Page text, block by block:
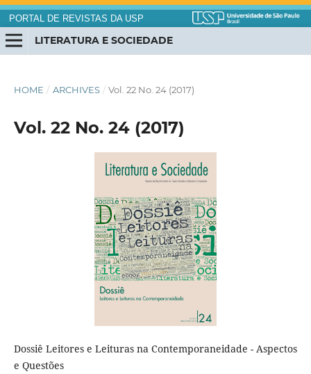
PORTAL DE REVISTAS DA USP
LITERATURA E SOCIEDADE
HOME / ARCHIVES / Vol. 22 No. 24 (2017)
Vol. 22 No. 24 (2017)
Dossiê Leitores e Leituras na Contemporaneidade - Aspectos
e Questões